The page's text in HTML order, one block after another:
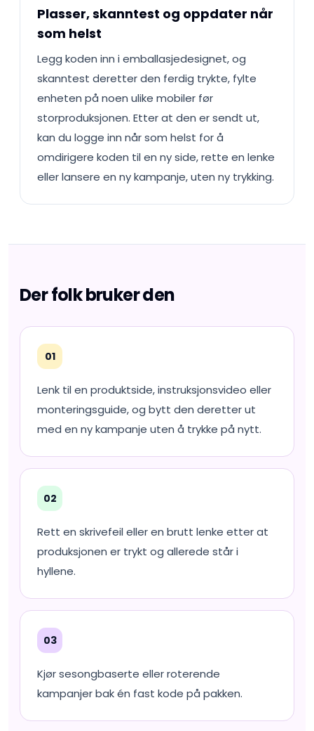
Plasser, skanntest og oppdater når
som helst
Legg koden inn i emballasjedesignet, og
skanntest deretter den ferdig trykte, fylte
enheten på noen ulike mobiler før
storproduksjonen. Etter at den er sendt ut,
kan du logge inn når som helst for å
omdirigere koden til en ny side, rette en lenke
eller lansere en ny kampanje, uten ny trykking.
Der folk bruker den
01
Lenk til en produktside, instruksjonsvideo eller
monteringsguide, og bytt den deretter ut
med en ny kampanje uten å trykke på nytt.
02
Rett en skrivefeil eller en brutt lenke etter at
produksjonen er trykt og allerede står i
hyllene.
03
Kjør sesongbaserte eller roterende
kampanjer bak én fast kode på pakken.